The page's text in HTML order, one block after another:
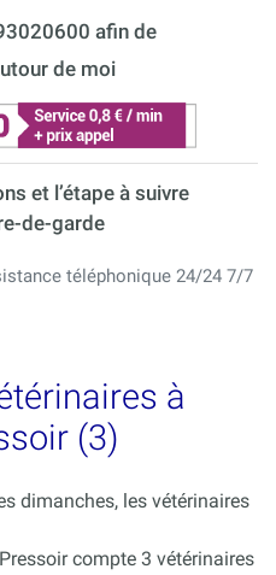
afin de
de moi
et l’étape à suivre
de-garde
téléphonique 24/24 7/7
à
(3)
dimanches, les vétérinaires
compte 3 vétérinaires